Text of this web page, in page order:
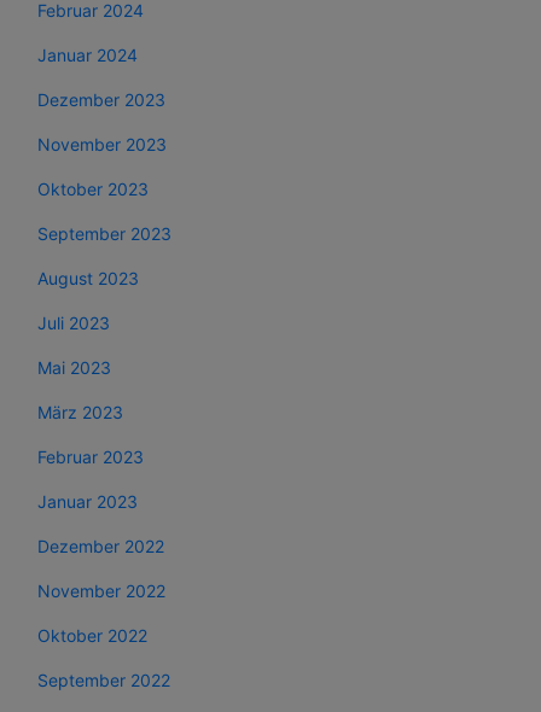
Februar 2024
Januar 2024
Dezember 2023
November 2023
Oktober 2023
September 2023
August 2023
Juli 2023
Mai 2023
März 2023
Februar 2023
Januar 2023
Dezember 2022
November 2022
Oktober 2022
September 2022